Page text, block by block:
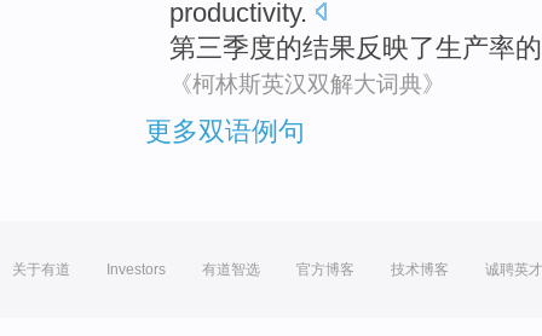
productivity.
第三季度的结果反映了生产率的
《柯林斯英汉双解大词典》
更多双语例句
关于有道 Investors 有道智选 官方博客 技术博客 诚聘英才